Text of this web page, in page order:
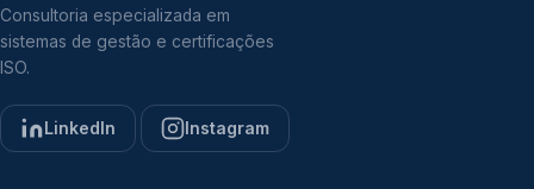
Consultoria especializada em
sistemas de gestão e certificações
ISO.
LinkedIn Instagram